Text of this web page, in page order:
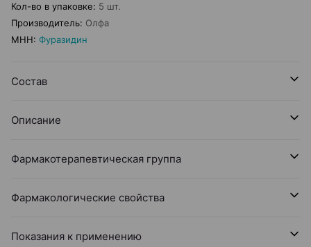
Кол-во в упаковке: 5 шт.
Производитель: Олфа
МНН: Фуразидин
Состав
Описание
Фармакотерапевтическая группа
Фармакологические свойства
Показания к применению